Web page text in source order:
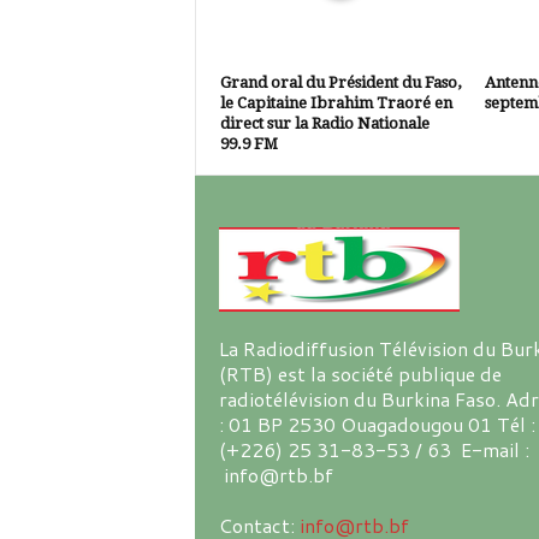
Grand oral du Président du Faso,
le Capitaine Ibrahim Traoré en
direct sur la Radio Nationale
99.9 FM
La Radiodiffusion Télévision du
(RTB) est la société publique de
radiotélévision du Burkina Faso.
: 01 BP 2530 Ouagadougou 01 Tél :
(+226) 25 31-83-53 / 63 E-mail :
info@rtb.bf
Contact: info@rtb.bf